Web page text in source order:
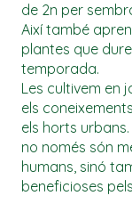
de 2n per
Així també
plantes que
temporada.
Les cultivem en
els
els horts
no només són
humans, sinó
beneficioses